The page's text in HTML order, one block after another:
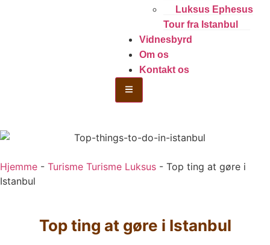
Luksus Ephesus
Tour fra Istanbul
Vidnesbyrd
Om os
Kontakt os
Hamburger Toggle Menu
Hjemme - Turisme Turisme Luksus - Top ting at gøre i
Istanbul
Top ting at gøre i Istanbul